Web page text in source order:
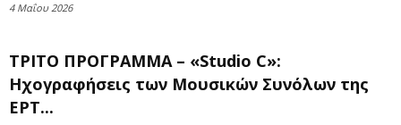
4 Μαΐου 2026
ΤΡΙΤΟ ΠΡΟΓΡΑΜΜΑ – «Studio C»:
Ηχογραφήσεις των Μουσικών Συνόλων της
ΕΡΤ...